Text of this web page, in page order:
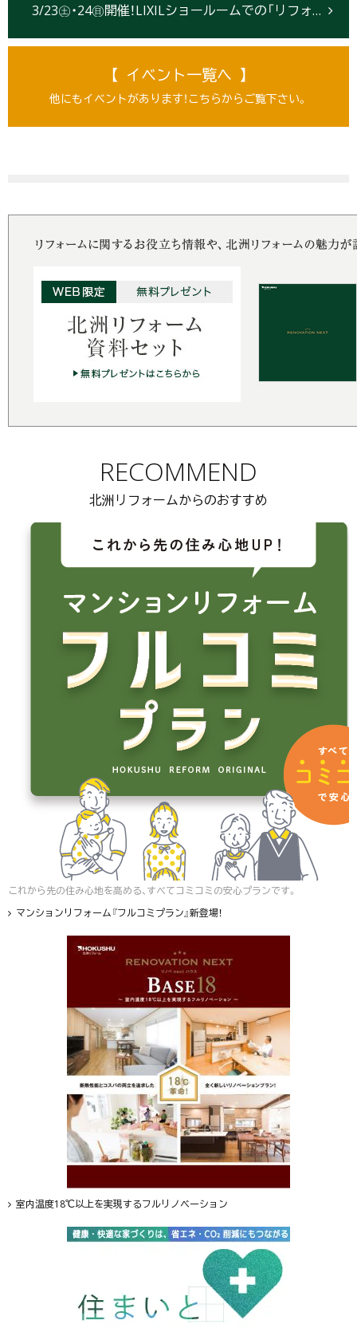
3/23㊏・24㊐開催！LIXILショールームでの「リフォーム相談会」【仙台】
【 イベント一覧へ 】
他にもイベントがあります！こちらからご覧下さい。
RECOMMEND
北洲リフォームからのおすすめ
これから先の住み心地を高める、すべてコミコミの安心プランです。
マンションリフォーム『フルコミプラン』新登場！
室内温度18℃以上を実現するフルリノベーション